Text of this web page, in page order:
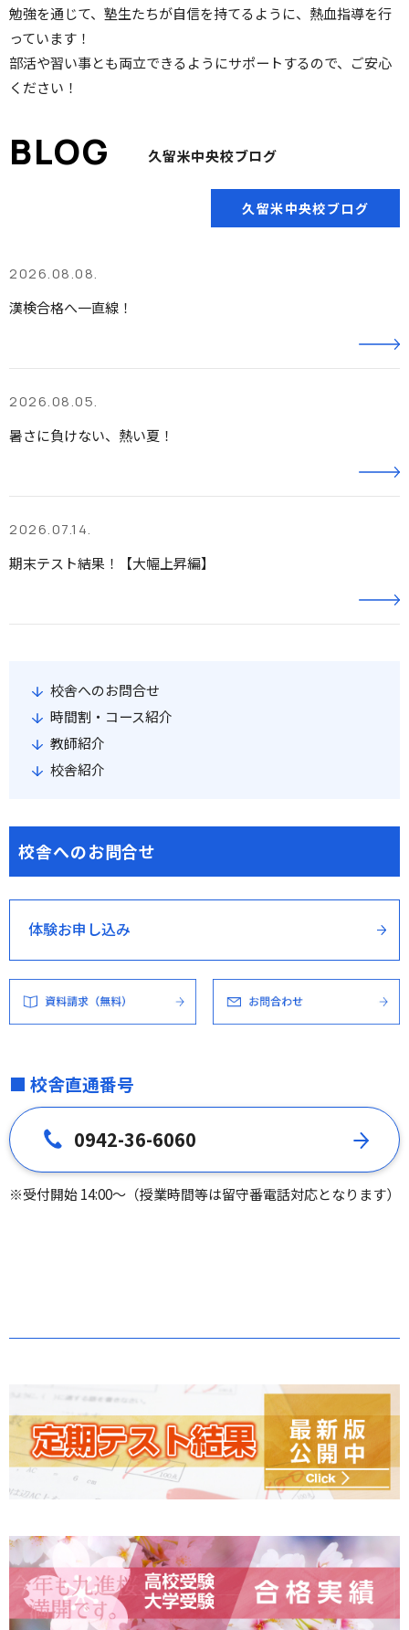
勉強を通じて、塾生たちが自信を持てるように、熱血指導を行
っています！
部活や習い事とも両立できるようにサポートするので、ご安心
ください！
久留米中央校ブログ
久留米中央校ブログ
2026.08.08.
漢検合格へ一直線！
2026.08.05.
暑さに負けない、熱い夏！
2026.07.14.
期末テスト結果！【大幅上昇編】
校舎へのお問合せ
時間割・コース紹介
教師紹介
校舎紹介
校舎へのお問合せ
体験お申し込み
■ 校舎直通番号
0942-36-6060
※受付開始 14:00～（授業時間等は留守番電話対応となります）